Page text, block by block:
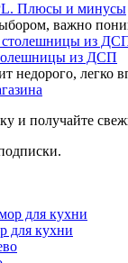
Плюсы и минусы
важно
из ДСП
недорого, легко
и получайте
для кухни